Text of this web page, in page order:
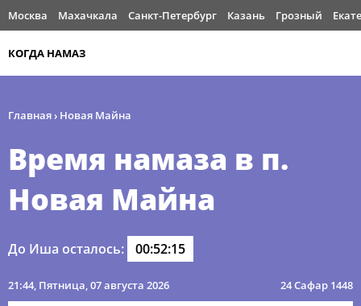
Москва Махачкала Санкт-Петербург Казань Грозный
КОГДА НАМАЗ
Главная› Новая Майна
Время намаза в п.
Новая Майна
До Иша осталось: 00:52:15
21:44, Пятница, 07 августа 2026 24 Сафар 1448